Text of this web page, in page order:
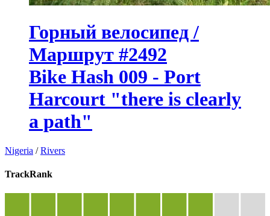
Горный велосипед /
Маршрут #2492
Bike Hash 009 - Port
Harcourt "there is clearly
a path"
Nigeria /Rivers
TrackRank